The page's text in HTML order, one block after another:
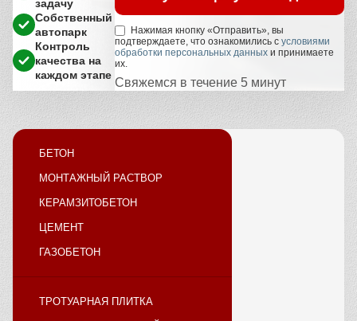
задачу
Собственный
автопарк
Контроль
качества на
каждом этапе
Нажимая кнопку «Отправить», вы
подтверждаете, что ознакомились сусловиями
обработки персональных данных и принимаете
их.
Свяжемся в течение 5 минут
БЕТОН
МОНТАЖНЫЙ РАСТВОР
КЕРАМЗИТОБЕТОН
ЦЕМЕНТ
ГАЗОБЕТОН
ТРОТУАРНАЯ ПЛИТКА